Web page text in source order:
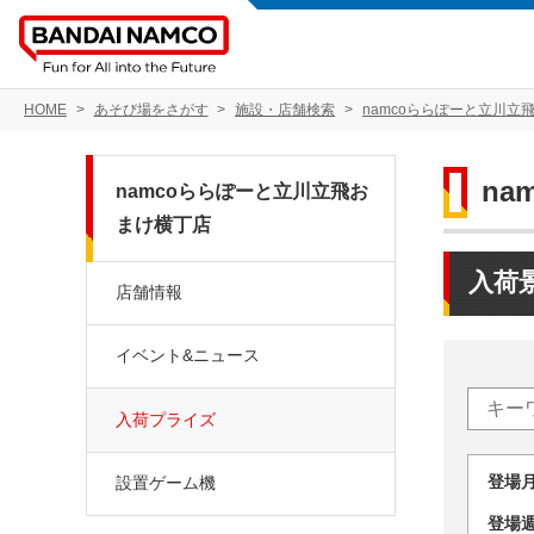
HOME あそび場をさがす 施設・店舗検索 namcoららぽーと立川立
入荷
登
登
namcoららぽーと立川立飛お
まけ横丁店
店舗情報
イベント&ニュース
入荷プライズ
設置ゲーム機